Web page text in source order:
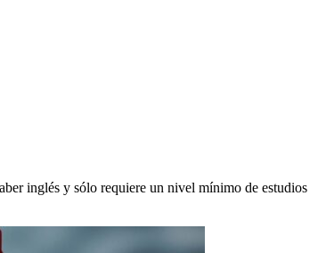
inglés y sólo requiere un nivel mínimo de estudios